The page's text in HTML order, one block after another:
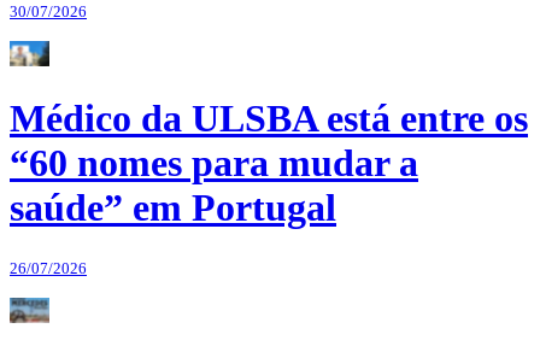
30/07/2026
Médico da ULSBA está entre os
“60 nomes para mudar a
saúde” em Portugal
26/07/2026